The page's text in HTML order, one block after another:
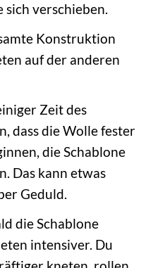
sich verschieben.
Konstruktion
auf der anderen
Zeit des
dass die Wolle fester
die Schablone
Das kann etwas
Geduld.
die Schablone
intensiver. Du